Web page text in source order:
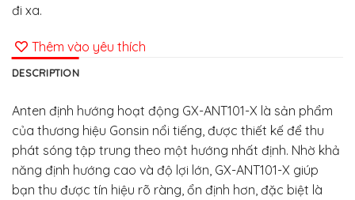
đi xa.
Thêm vào yêu thích
DESCRIPTION
Anten định hướng hoạt động GX-ANT101-X là sản phẩm
của thương hiệu Gonsin nổi tiếng, được thiết kế để thu
phát sóng tập trung theo một hướng nhất định. Nhờ khả
năng định hướng cao và độ lợi lớn, GX-ANT101-X giúp
bạn thu được tín hiệu rõ ràng, ổn định hơn, đặc biệt là